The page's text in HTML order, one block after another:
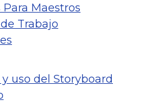
Para Maestros
Trabajo
uso del Storyboard